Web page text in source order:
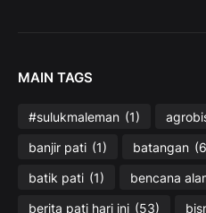
MAIN TAGS
#sulukmaleman (1)
banjir pati (1) batangan
batik pati (1) bencana
berita pati hari ini (53)